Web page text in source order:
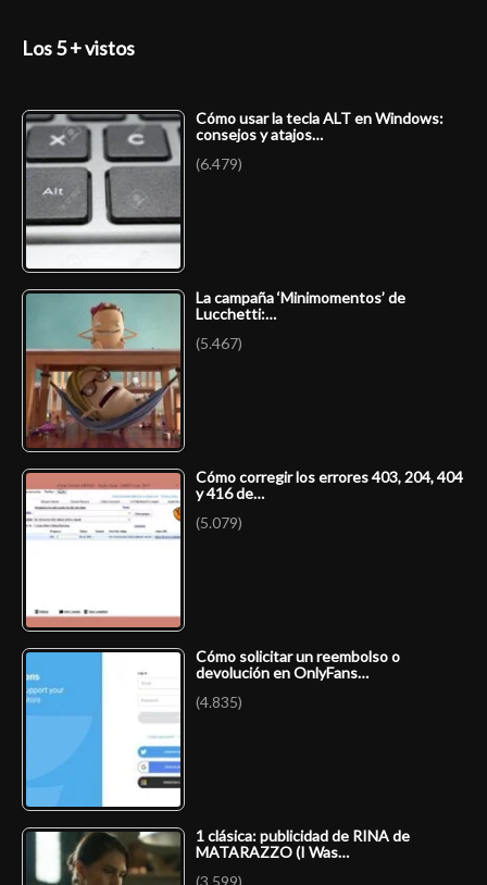
Los 5 + vistos
Cómo usar la tecla ALT en Windows:
consejos y atajos…
(6.479)
La campaña ‘Minimomentos’ de
Lucchetti:…
(5.467)
Cómo corregir los errores 403, 204, 404
y 416 de…
(5.079)
Cómo solicitar un reembolso o
devolución en OnlyFans…
(4.835)
1 clásica: publicidad de RINA de
MATARAZZO (I Was…